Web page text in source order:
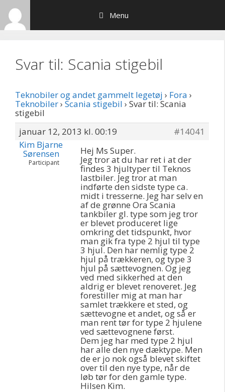
Hop
indhold
Menu
Svar til: Scania stigebil
Teknobiler og andet gammelt legetøj › Fora ›
Teknobiler› Scania stigebil › Svar til: Scania
stigebil
januar 12, 2013 kl. 00:19
#14041
Kim Bjarne
Sørensen
Participant
Hej Ms Super.
Jeg tror at du har ret i at der
findes 3 hjultyper til Teknos
lastbiler. Jeg tror at man
indførte den sidste type ca.
midt i tresserne. Jeg har selv en
af de grønne Ora Scania
tankbiler gl. type som jeg tror
er blevet produceret lige
omkring det tidspunkt, hvor
man gik fra type 2 hjul til type
3 hjul. Den har nemlig type 2
hjul på trækkeren, og type 3
hjul på sættevognen. Og jeg
ved med sikkerhed at den
aldrig er blevet renoveret. Jeg
forestiller mig at man har
samlet trækkere et sted, og
sættevogne et andet, og så er
man rent tør for type 2 hjulene
ved sættevognene først.
Dem jeg har med type 2 hjul
har alle den nye dæktype. Men
de er jo nok også blevet skiftet
over til den nye type, når de
løb tør for den gamle type.
Hilsen Kim.